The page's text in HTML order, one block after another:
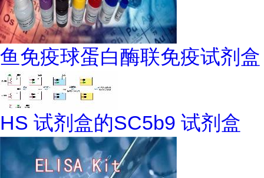
鱼免疫球蛋白酶联免疫试剂盒
HS 试剂盒的SC5b9 试剂盒